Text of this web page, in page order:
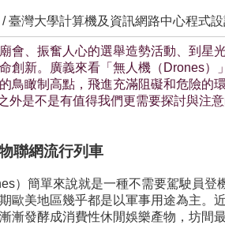
臺灣大學計算機及資訊網路中心程式
會、振奮人心的選舉造勢活動、到星
創新。廣義來看「無人機（Drones
鳥瞰制高點，飛進充滿阻礙和危險的
外是不是有值得我們更需要探討與注
聯網流行列車
）簡單來說就是一種不需要駕駛員
歐美地區幾乎都是以軍事用途為主。
漸發酵成消費性休閒娛樂產物，坊間